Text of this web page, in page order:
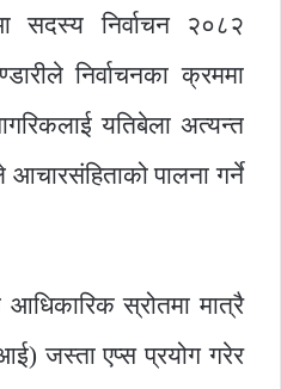
सदस्य निर्वाचन २०८२
निर्वाचनका क्रममा
यतिबेला अत्यन्त
पालना गर्ने
स्रोतमा मात्रै
जस्ता एप्स प्रयोग गरेर